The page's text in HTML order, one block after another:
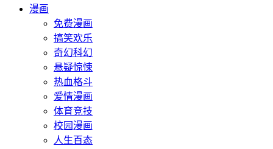
漫画
免费漫画
搞笑欢乐
奇幻科幻
悬疑惊悚
热血格斗
爱情漫画
体育竞技
校园漫画
人生百态